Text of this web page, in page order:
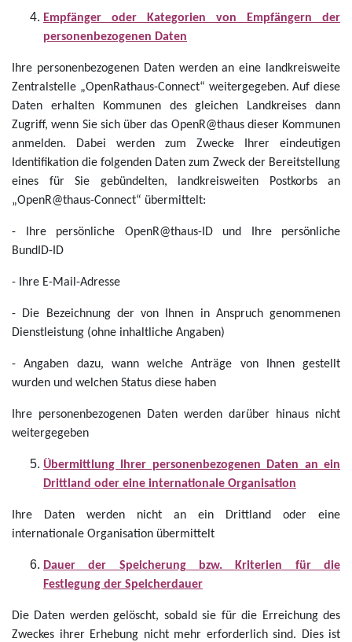
Empfänger oder Kategorien von Empfängern der
personenbezogenen Daten
Ihre personenbezogenen Daten werden an eine landkreisweite
Zentralstelle „OpenRathaus-Connect“ weitergegeben. Auf diese
Daten erhalten Kommunen des gleichen Landkreises dann
Zugriff, wenn Sie sich über das OpenR@thaus dieser Kommunen
anmelden. Dabei werden zum Zwecke Ihrer eindeutigen
Identifikation die folgenden Daten zum Zweck der Bereitstellung
eines für Sie gebündelten, landkreisweiten Postkorbs an
„OpenR@thaus-Connect“ übermittelt:
- Ihre persönliche OpenR@thaus-ID und Ihre persönliche
BundID-ID
- Ihre E-Mail-Adresse
- Die Bezeichnung der von Ihnen in Anspruch genommenen
Dienstleistung (ohne inhaltliche Angaben)
- Angaben dazu, wann welche Anträge von Ihnen gestellt
wurden und welchen Status diese haben
Ihre personenbezogenen Daten werden darüber hinaus nicht
weitergegeben
Übermittlung Ihrer personenbezogenen Daten an ein
Drittland oder eine internationale Organisation
Ihre Daten werden nicht an ein Drittland oder eine
internationale Organisation übermittelt
Dauer der Speicherung bzw. Kriterien für die
Festlegung der Speicherdauer
Die Daten werden gelöscht, sobald sie für die Erreichung des
Zweckes ihrer Erhebung nicht mehr erforderlich sind. Dies ist